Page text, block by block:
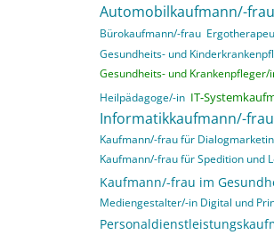
Automobilkaufmann/-frau
Bürokaufmann/-frau
Gesundheits- und
Gesundheits- und Krankenpfleger/
Heilpädagoge/-in IT-
Informatikkaufmann/-frau
Kaufmann/-frau für
Kaufmann/-frau für Spedition und
Kaufmann/-frau im
Mediengestalter/-in Digital und